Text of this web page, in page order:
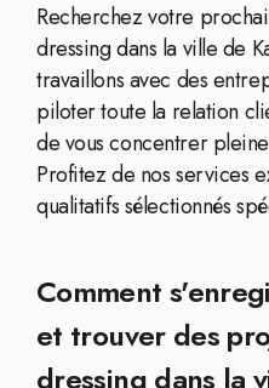
Recherchez votre
dressing dans la ville de
travaillons avec des
piloter toute la relation
de vous concentrer
Profitez de nos services
qualitatifs sélectionnés
Comment
et trouver des
dressing dans la